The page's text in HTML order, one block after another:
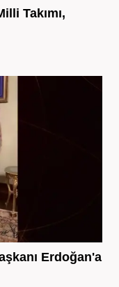
Takımı,
Erdoğan'a